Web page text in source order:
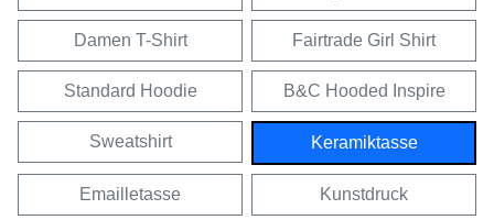
Damen T-Shirt Fairtrade Girl Shirt
Standard Hoodie B&C Hooded Inspire
Sweatshirt Keramiktasse
Emailletasse Kunstdruck